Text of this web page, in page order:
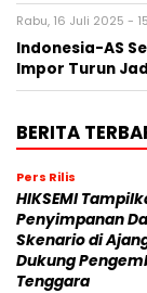
Rabu, 16 Juli 2025 -
Indonesia-AS
Impor Turun
BERITA
Pers Rilis
HIKSEMI
Penyimpanan
Skenario di
Dukung
Tenggara